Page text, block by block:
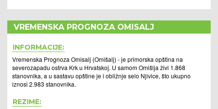
VREMENSKA PROGNOZA OMISALJ
INFORMACIJE:
Vremenska Prognoza Omisalj (Omišalj) - je primorska opština na
severozapadu ostrva Krk u Hrvatskoj. U samom Omišlja živi 1.868
stanovnika, a u sastavu opštine je i obližnje selo Njivice, što ukupno
iznosi 2.983 stanovnika.
REZIME: